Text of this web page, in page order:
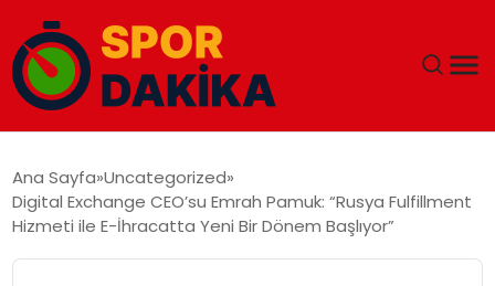
GÜNDEM
Ana Sayfa Uncategorized
Digital Exchange CEO’su Emrah Pamuk: “Rusya Fulfillment
Hizmeti ile E-İhracatta Yeni Bir Dönem Başlıyor”